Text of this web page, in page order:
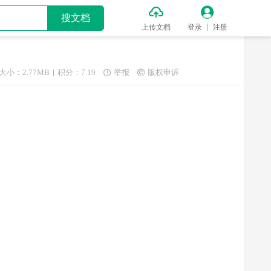
搜文档 
上传文档

登录 注册
小：2.77MB 积分：7.19  举报  版权申诉